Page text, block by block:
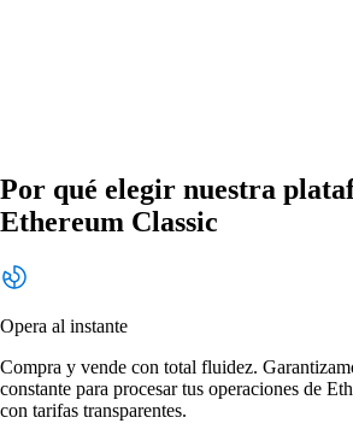
Por qué elegir nuestra
Ethereum Classic
Opera al instante
Compra y vende con total fluidez.
constante para procesar tus operaciones de
con tarifas transparentes.